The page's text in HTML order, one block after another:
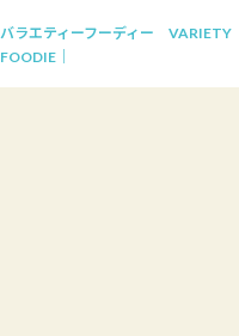
バラエティーフーディー VARIETY
FOODIE